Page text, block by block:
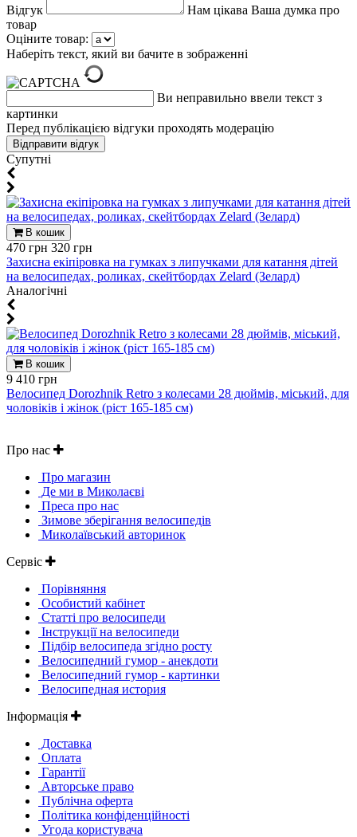
Відгук
Нам цікава Ваша думка про
товар
Оціните товар:
Наберіть текст, який ви бачите в зображенні
Ви неправильно ввели текст з
картинки
Перед публікацією відгуки проходять модерацію
Супутні
В кошик
470 грн 320 грн
Захисна екіпіровка на гумках з липучками для катання дітей
на велосипедах, роликах, скейтбордах Zelard (Зелард)
Aналогічні
В кошик
9 410 грн
Велосипед Dorozhnik Retro з колесами 28 дюймів, міський, для
чоловіків і жінок (ріст 165-185 см)
Про нас
Про магазин
Де ми в Миколаєві
Преса про нас
Зимове зберігання велосипедів
Миколаївський авторинок
Сервіс
Порівняння
Особистий кабінет
Статті про велосипеди
Інструкції на велосипеди
Підбір велосипеда згідно росту
Велосипедний гумор - анекдоти
Велосипедний гумор - картинки
Велосипедная история
Інформація
Доставка
Оплата
Гарантії
Авторське право
Публічна оферта
Політика конфіденційності
Угода користувача